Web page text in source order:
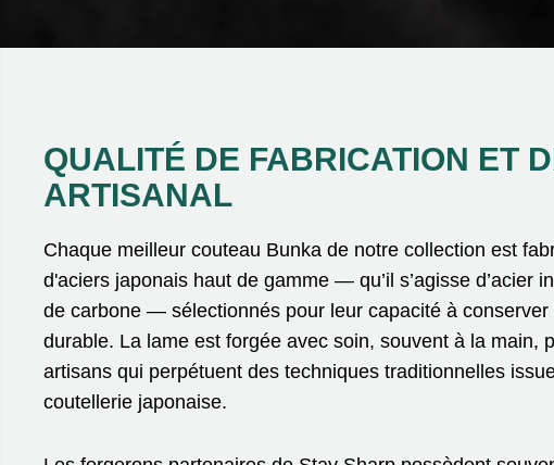
QUALITÉ DE FABRICATION ET
ARTISANAL
Chaque meilleur couteau Bunka de notre collection est
d'aciers japonais haut de gamme — qu’il s’agisse d’acier
de carbone — sélectionnés pour leur capacité à conserver
durable. La lame est forgée avec soin, souvent à la main,
artisans qui perpétuent des techniques traditionnelles
coutellerie japonaise.